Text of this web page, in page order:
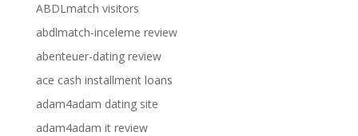
ABDLmatch visitors
abdlmatch-inceleme review
abenteuer-dating review
ace cash installment loans
adam4adam dating site
adam4adam it review